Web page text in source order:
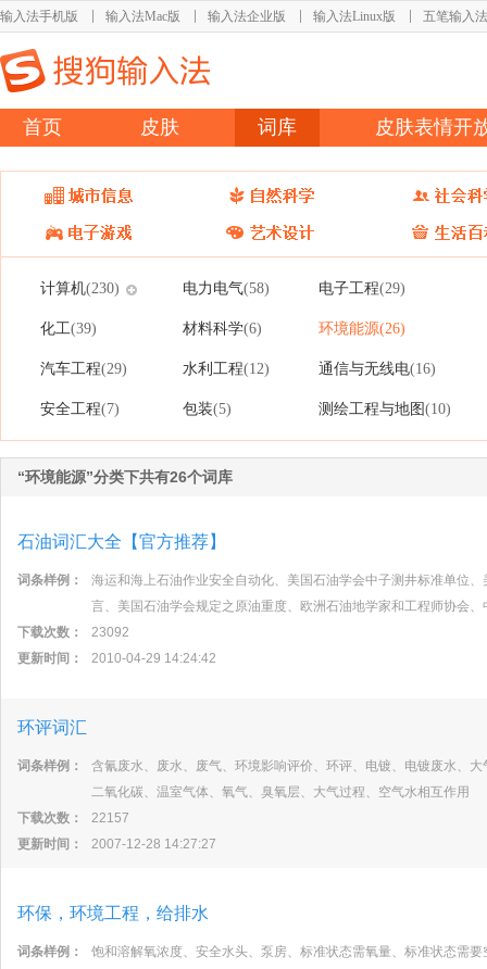
输入法手机版 输入法Mac版 输入法企业版 输入法Linux版 五笔输入法
首页 皮肤 词库 皮肤表情开
计算机(230) 电力电气(58) 电子工程(29)
化工(39) 材料科学(6) 环境能源(26)
汽车工程(29) 水利工程(12) 通信与无线电(16)
安全工程(7) 包装(5) 测绘工程与地图(10)
“环境能源”分类下共有26个词库
石油词汇大全【官方推荐】
词条样例：
海运和海上石油作业安全自动化、美国石油学会中子测井标准单位
言、美国石油学会规定之原油重度、欧洲石油地学家和工程师协会
下载次数：
23092
更新时间：
2010-04-29 14:24:42
环评词汇
词条样例：
含氰废水、废水、废气、环境影响评价、环评、电镀、电镀废水、
二氧化碳、温室气体、氧气、臭氧层、大气过程、空气水相互作用
下载次数：
22157
更新时间：
2007-12-28 14:27:27
环保，环境工程，给排水
词条样例：
饱和溶解氧浓度、安全水头、泵房、标准状态需氧量、标准状态需